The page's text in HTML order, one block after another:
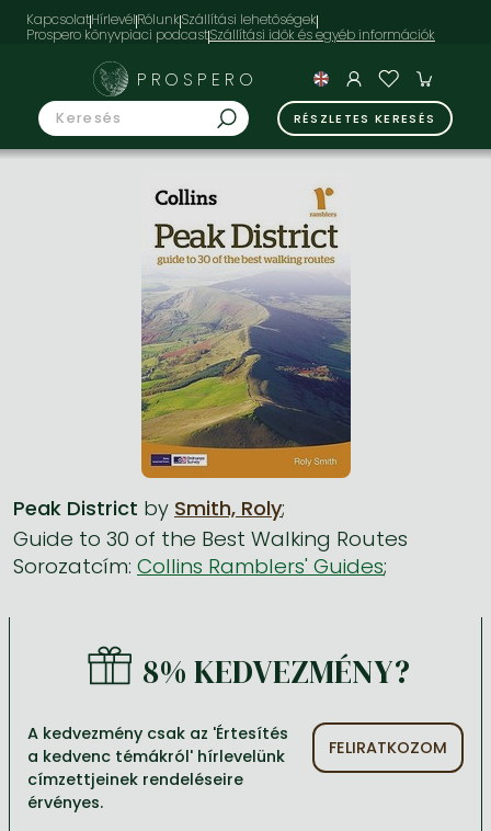
KapcsolatHírlevélRólunkSzállítási lehetőségek
Prospero könyvpiaci podcast
Minden készletes könyv
Képregény, manga
Krimi, bűnügyi, thriller
Képregény, manga
Krimi, bűnügyi, thriller
Fantasy
Jujutsu Kaisen manga sorozat
One Piece manga
Krasznahorkai László könyvek
Kertész Imre könyvek angolul és németül
Esterházy Péter könyvek
Szabó Magda könyvek angolul és németül
Tóth Krisztina könyvek angolul és németül
Nádas Péter könyvek angolul és németül
Művészetek
Család, gyermeknevelés, egészség
Nyelvkönyvek, szótárak
Hobbi, szabadidő
Sport, játék
Utazás
Számítástechnika, információs technológia
Mérnöki tudományok
Humán tudományok
Természettudományok
Általános kézikönyvek, enciklopédiák
PROSPERO
RÉSZLETES KERESÉS
Peak District by Smith, Roly;
Guide to 30 of the Best Walking Routes
Sorozatcím: Collins Ramblers' Guides;
8% KEDVEZMÉNY?
A kedvezmény csak az 'Értesítés
a kedvenc témákról' hírlevelünk
címzettjeinek rendeléseire
érvényes.
FELIRATKOZOM